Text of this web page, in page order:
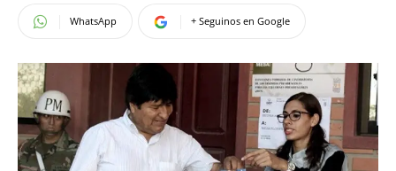
WhatsApp + Seguinos en Google